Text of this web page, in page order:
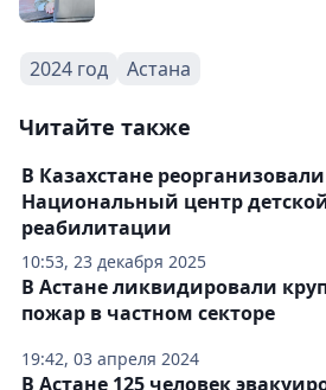
2024 год Астана
Читайте также
10:53, 23 декабря 2025
В Казахстане реорганизовали
Национальный центр
реабилитации
19:42, 03 апреля 2024
В Астане ликвидировали
пожар в частном секторе
В Астане 125 человек